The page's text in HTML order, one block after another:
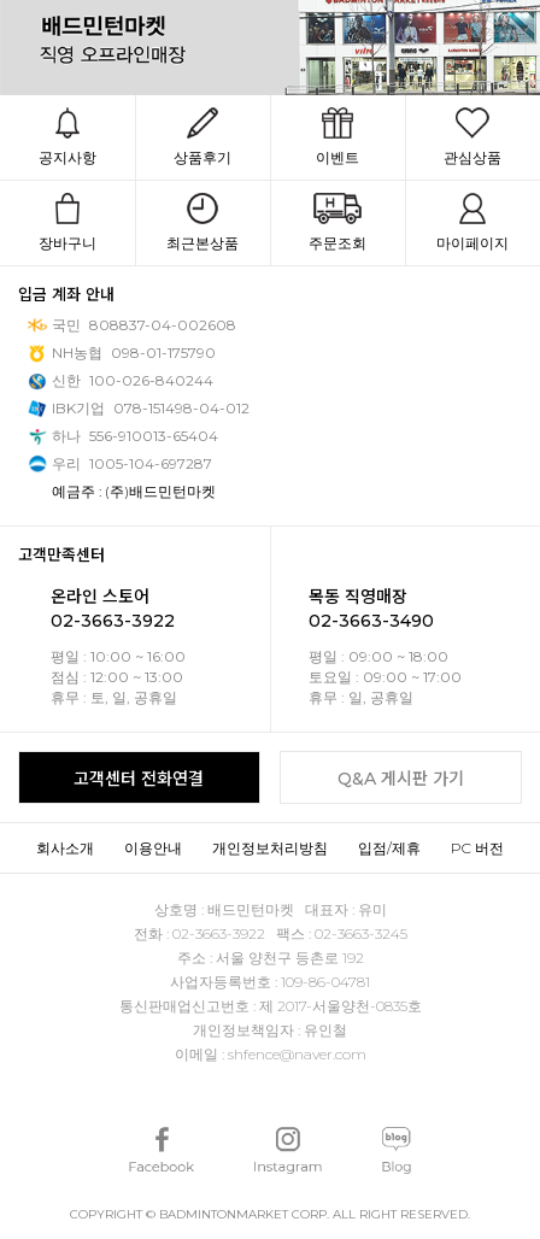
공지사항 상품후기 이벤트 관심상품
장바구니 최근본상품 주문조회 마이페이지
입금 계좌 안내
국민 808837-04-002608
NH농협
098-01-175790
신한 100-026-840244
IBK기업
078-151498-04-012
하나 556-910013-65404
우리 1005-104-697287
예금주 : (주)배드민턴마켓
고객만족센터
온라인 스토어
02-3663-3922
평일 : 10:00 ~ 16:00
점심 : 12:00 ~ 13:00
휴무 : 토, 일, 공휴일
목동 직영매장
02-3663-3490
평일 : 09:00 ~ 18:00
토요일 : 09:00 ~ 17:00
휴무 : 일, 공휴일
고객센터 전화연결 Q&A 게시판 가기
회사소개 이용안내 개인정보처리방침 입점/제휴 PC 버전
상호명 : 배드민턴마켓 대표자 : 유미
전화 : 02-3663-3922 팩스 : 02-3663-3245
주소 : 서울 양천구 등촌로 192
사업자등록번호 : 109-86-04781
통신판매업신고번호 : 제 2017-서울양천-0835호
개인정보책임자 : 유인철
이메일 : shfence@naver.com
COPYRIGHT © BADMINTONMARKET CORP. ALL RIGHT RESERVED.